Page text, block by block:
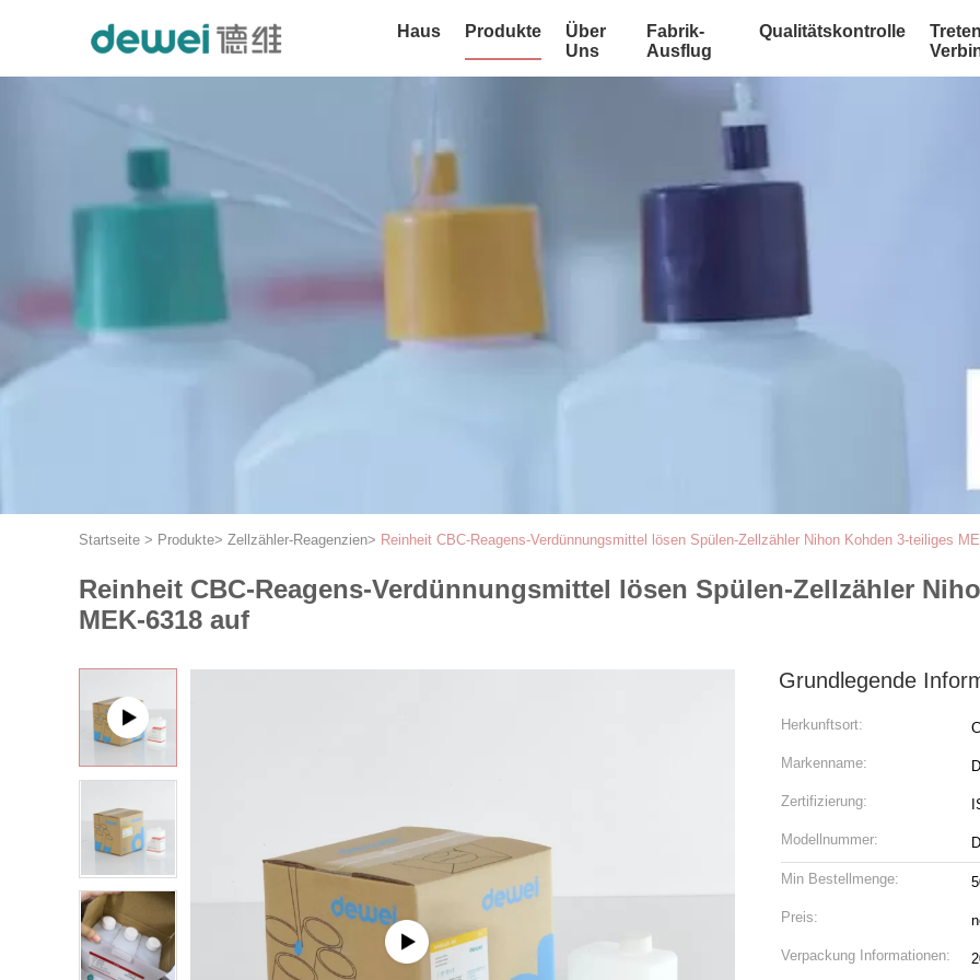
Haus Produkte
Über
Uns
Fabrik-
Ausflug
Qualitätskontrolle
Startseite > Produkte> Zellzähler-Reagenzien> Reinheit CBC-Reagens-Verdünnungsmittel lösen Spülen-Zellzähler Nihon Kohden 3-teiliges
Reinheit CBC-Reagens-Verdünnungsmittel lösen Spülen-Zellzähler
MEK-6318 auf
Grundlegende
Herkunftsort:
Markenname:
Zertifizierung:
Modellnummer:
Min Bestellmenge:
Preis:
Verpackung Informationen: